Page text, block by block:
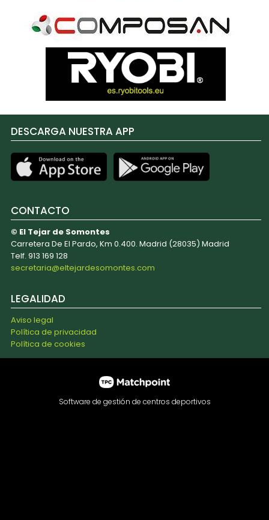
DESCARGA NUESTRA APP
CONTACTO
© El Tejar de Somontes
Carretera De El Pardo, Km 0.400. Madrid (28035) Madrid
Telf. 913 169 128
secretaria@eltejardesomontes.com
LEGALIDAD
Aviso legal
Política de privacidad
Política de cookies
Software de gestión de centros deportivos